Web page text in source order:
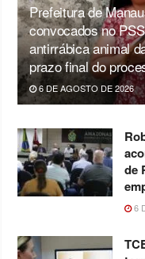
Prefeitura de
convocados no
antirrábica animal
prazo final do
6 DE AGOSTO DE 2026
de
6